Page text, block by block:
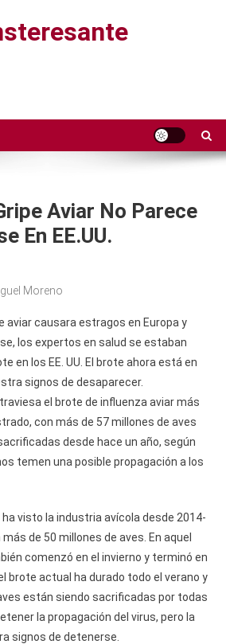
Aviar No Parece
En EE.UU.
Moreno
aviar causara estragos en Europa y
los expertos en salud se estaban
en los EE. UU. El brote ahora está en
signos de desaparecer.
el brote de influenza aviar más
con más de 57 millones de aves
desde hace un año, según
temen una posible propagación a los
visto la industria avícola desde 2014-
de 50 millones de aves. En aquel
comenzó en el invierno y terminó en
brote actual ha durado todo el verano y
están siendo sacrificadas por todas
la propagación del virus, pero la
signos de detenerse.